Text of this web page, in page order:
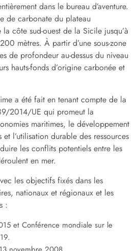
dans le bureau d’aventure.
de carbonate du plateau
côte sud-ouest de la Sicile jusqu’à
mètres. À partir d’une sous-zone
de profondeur au-dessus du niveau
hauts-fonds d’origine carbonée et
a été fait en tenant compte de la
2014/UE qui promeut la
maritimes, le développement
l’utilisation durable des ressources
les conflits potentiels entre les
en mer.
les objectifs fixés dans les
nationaux et régionaux et les
:
et Conférence mondiale sur le